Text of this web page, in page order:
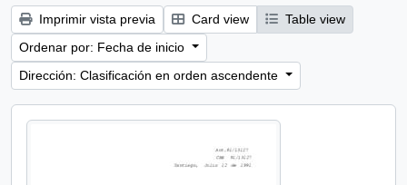
Imprimir vista previa Card view
Table view
Ordenar por: Fecha de inicio
Dirección: Clasificación en orden ascendente